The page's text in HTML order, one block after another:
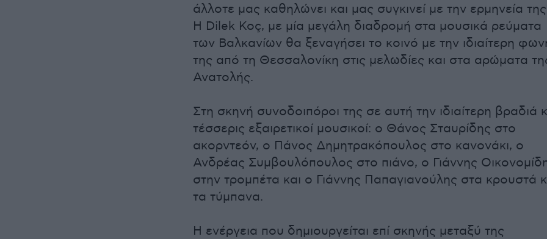
άλλοτε μας καθηλώνει και μας συγκινεί με την ερμηνεία
Η Dilek Koç, με μία μεγάλη διαδρομή στα μουσικά ρεύματα
των Βαλκανίων θα ξεναγήσει το κοινό με την ιδιαίτερη
της από τη Θεσσαλονίκη στις μελωδίες και στα αρώματα
Ανατολής.
Στη σκηνή συνοδοιπόροι της σε αυτή την ιδιαίτερη βραδιά
τέσσερις εξαιρετικοί μουσικοί: ο Θάνος Σταυρίδης στο
ακορντεόν, ο Πάνος Δημητρακόπουλος στο κανονάκι, ο
Ανδρέας Συμβουλόπουλος στο πιάνο, ο Γιάννης
στην τρομπέτα και ο Γιάννης Παπαγιανούλης στα κρουστά
τα τύμπανα.
Η ενέργεια που δημιουργείται επί σκηνής μεταξύ της